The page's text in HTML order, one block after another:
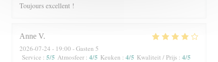
Toujours excellent !
Anne V
2026-07-24 - 19:00 - Gasten 5
Service : 5/5 Atmosfeer : 4/5 Keuken : 4/5 Kwaliteit / Prijs : 4/5